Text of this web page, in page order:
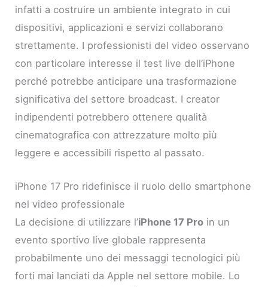
infatti a costruire un ambiente integrato in cui
dispositivi, applicazioni e servizi collaborano
strettamente. I professionisti del video osservano
con particolare interesse il test live dell’iPhone
perché potrebbe anticipare una trasformazione
significativa del settore broadcast. I creator
indipendenti potrebbero ottenere qualità
cinematografica con attrezzature molto più
leggere e accessibili rispetto al passato.
iPhone 17 Pro ridefinisce il ruolo dello smartphone
nel video professionale
La decisione di utilizzare l’iPhone 17 Pro in un
evento sportivo live globale rappresenta
probabilmente uno dei messaggi tecnologici più
forti mai lanciati da Apple nel settore mobile. Lo